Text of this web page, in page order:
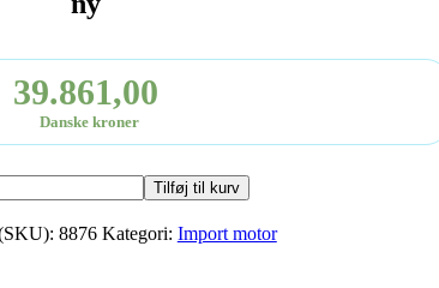
39.861,00
Danske kroner
Tilføj til kurv
8876 Kategori: Import motor